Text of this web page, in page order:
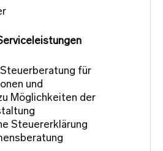
für
und
Möglichkeiten der
Steuererklärung